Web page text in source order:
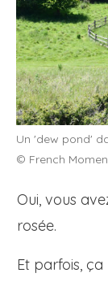
Un 'dew pond'
© French
Oui, vous
rosée.
Et parfois,